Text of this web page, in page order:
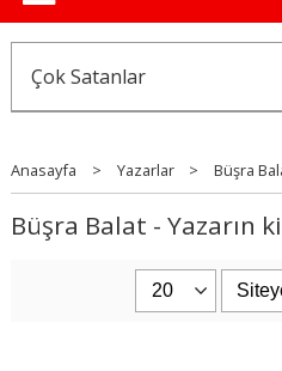
Çok Satanlar
Anasayfa > Yazarlar > Büşra
Büşra Balat - Yazarın